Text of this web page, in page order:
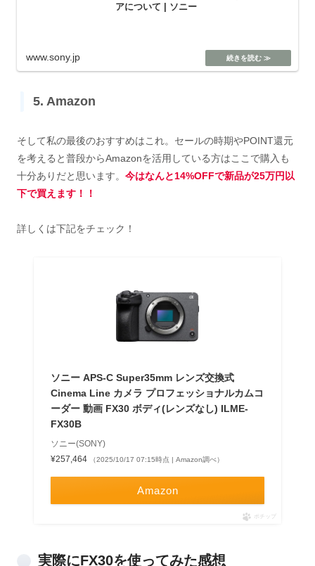
アについて | ソニー
www.sony.jp
5. Amazon
そして私の最後のおすすめはこれ。セールの時期やPOINT還元
を考えると普段からAmazonを活用している方はここで購入も
十分ありだと思います。 今はなんと14%OFFで新品が25万円以
下で買えます！！
詳しくは下記をチェック！
ソニー APS-C Super35mm レンズ交換式
Cinema Line カメラ プロフェッショナルカムコ
ーダー 動画 FX30 ボディ(レンズなし) ILME-
FX30B
ソニー(SONY)
¥257,464
（2025/10/17 07:15時点 | Amazon調べ）
Amazon
ポチップ
実際にFX30を使ってみた感想